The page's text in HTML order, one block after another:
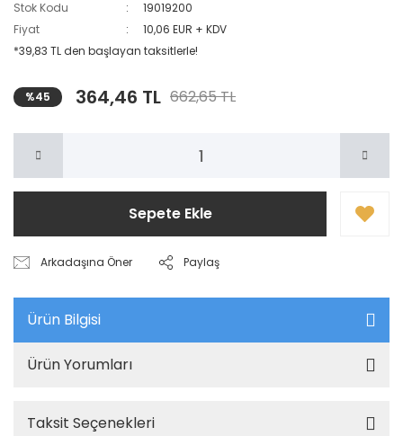
Stok Kodu
19019200
Fiyat
10,06 EUR + KDV
*39,83 TL den başlayan taksitlerle!
%45 364,46 TL 662,65 TL
Sepete Ekle
Arkadaşına Öner Paylaş
Ürün Bilgisi
Ürün Yorumları
Taksit Seçenekleri